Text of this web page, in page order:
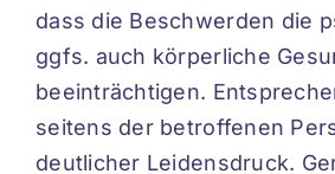
dass die Beschwerden die
ggfs. auch körperliche
beeinträchtigen.
seitens der betroffenen
deutlicher Leidensdruck.